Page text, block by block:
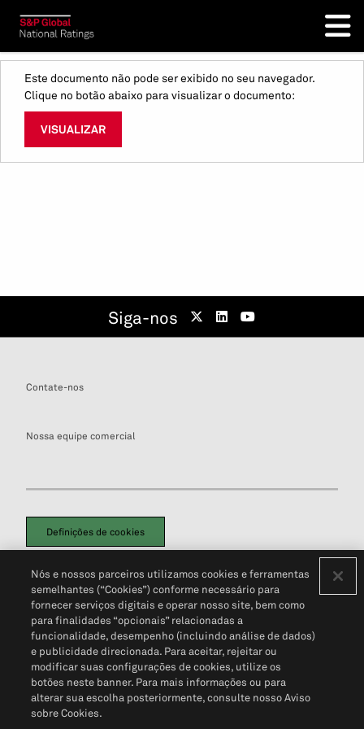
Este documento não pode ser exibido no seu navegador.
Clique no botão abaixo para visualizar o documento:
VISUALIZAR
Siga-nos
Contate-nos
Nossa equipe comercial
Definições de cookies
Política de PrivacidadePortal de privacidade do cliente (em inglês)
Não Venda Minhas Informações Pessoais© 2026 S&P Global
Nós e nossos parceiros utilizamos cookies e ferramentas
semelhantes (“Cookies”) conforme necessário para
fornecer serviços digitais e operar nosso site, bem como
para finalidades “opcionais” relacionadas a
funcionalidade, desempenho (incluindo análise de dados)
e publicidade direcionada. Para aceitar, rejeitar ou
modificar suas configurações de cookies, utilize os
botões neste banner. Para mais informações ou para
alterar sua escolha posteriormente, consulte nosso Aviso
sobre Cookies.